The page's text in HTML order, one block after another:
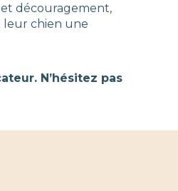
découragement,
leur chien une
N’hésitez pas